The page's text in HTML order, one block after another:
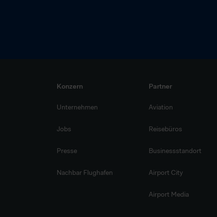
Konzern
Unternehmen
Jobs
Presse
Nachbar Flughafen
Partner
Aviation
Reisebüros
Businessstandort
Airport City
Airport Media